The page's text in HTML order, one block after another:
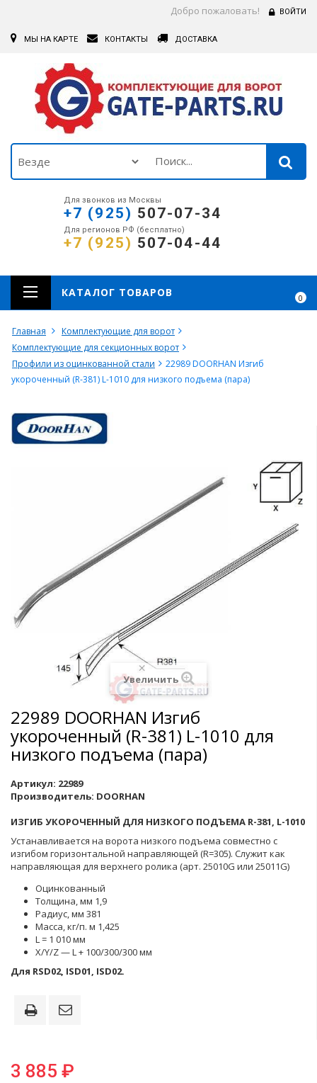
Добро пожаловать! ВОЙТИ
МЫ НА КАРТЕ КОНТАКТЫ ДОСТАВКА
Для звонков из Москвы
+7 (925) 507-07-34
Для регионов РФ (бесплатно)
+7 (925) 507-04-44
0
КАТАЛОГ ТОВАРОВ
Главная
Комплектующие для ворот
Комплектующие для секционных ворот
Профили из оцинкованной стали
22989 DOORHAN Изгиб
укороченный (R-381) L-1010 для низкого подъема (пара)
Увеличить
22989 DOORHAN Изгиб
укороченный (R-381) L-1010 для
низкого подъема (пара)
Артикул: 22989
Производитель: DOORHAN
ИЗГИБ УКОРОЧЕННЫЙ ДЛЯ НИЗКОГО ПОДЪЕМА R-381, L-1010
Устанавливается на ворота низкого подъема совместно с
изгибом горизонтальной направляющей (R=305). Служит как
направляющая для верхнего ролика (арт. 25010G или 25011G)
Оцинкованный
Толщина, мм 1,9
Радиус, мм 381
Масса, кг/п. м 1,425
L = 1 010 мм
X/Y/Z — L + 100/300/300 мм
Для RSD02, ISD01, ISD02.
3 885 ₽